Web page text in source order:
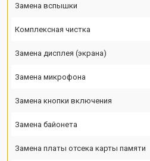
Замена вспышки
Комплексная чистка
Замена дисплея (экрана)
Замена микрофона
Замена кнопки включения
Замена байонета
Замена платы отсека карты памяти